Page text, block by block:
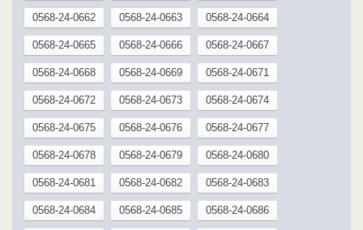
0568-24-0662 0568-24-0663 0568-24-0664
0568-24-0665 0568-24-0666 0568-24-0667
0568-24-0668 0568-24-0669 0568-24-0671
0568-24-0672 0568-24-0673 0568-24-0674
0568-24-0675 0568-24-0676 0568-24-0677
0568-24-0678 0568-24-0679 0568-24-0680
0568-24-0681 0568-24-0682 0568-24-0683
0568-24-0684 0568-24-0685 0568-24-0686